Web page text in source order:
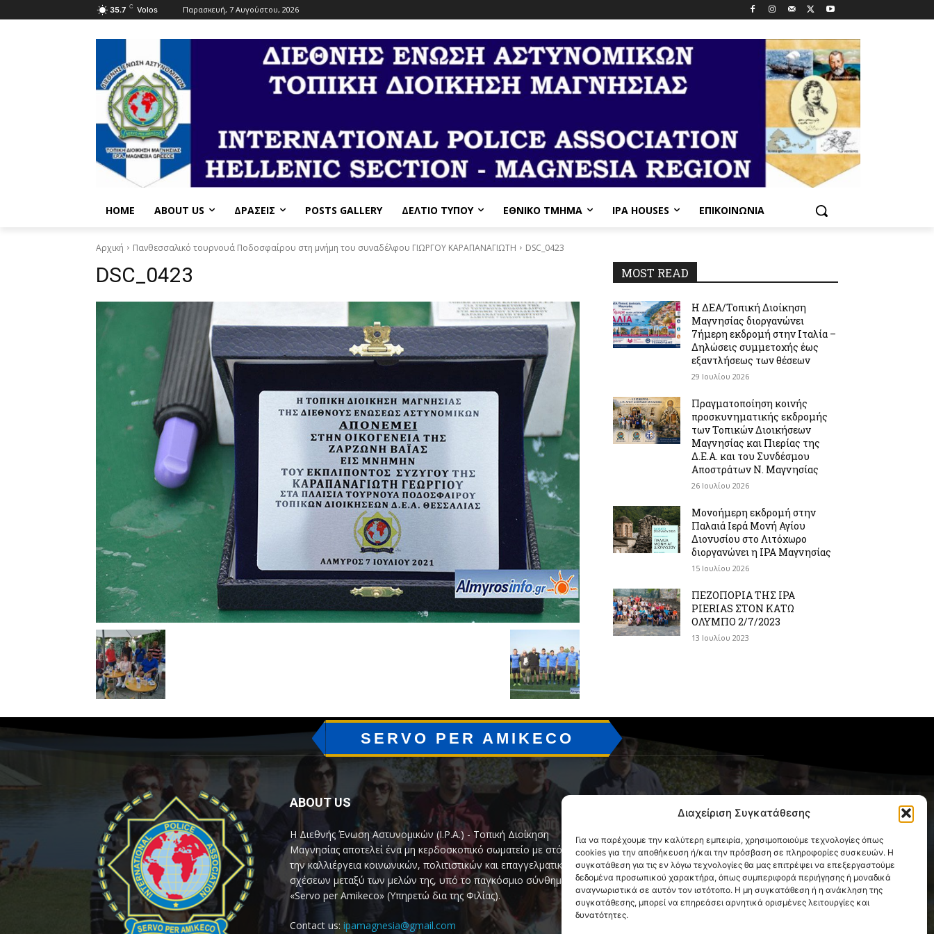
Διαχείριση Συγκατάθεσης
Για να παρέχουμε την καλύτερη εμπειρία, χρησιμοποιούμε τεχνολογίες όπως
cookies για την αποθήκευση ή/και την πρόσβαση σε πληροφορίες συσκευών. Η
συγκατάθεση για τις εν λόγω τεχνολογίες θα μας επιτρέψει να επεξεργαστούμε
δεδομένα προσωπικού χαρακτήρα, όπως συμπεριφορά περιήγησης ή μοναδικά
αναγνωριστικά σε αυτόν τον ιστότοπο. Η μη συγκατάθεση ή η ανάκληση της
συγκατάθεσης, μπορεί να επηρεάσει αρνητικά ορισμένες λειτουργίες και
δυνατότητες.
35.7 C Volos Παρασκευή, 7 Αυγούστου, 2026
HOME ABOUT US ΔΡΆΣΕΙΣ POSTS GALLERY ΔΕΛΤΙΟ ΤΥΠΟΥ ΕΘΝΙΚΌ ΤΜΉΜΑ IPA HOUSES ΕΠΙΚΟΙΝΩΝΊΑ
Αρχική Πανθεσσαλικό τουρνουά Ποδοσφαίρου στη μνήμη του συναδέλφου ΓΙΩΡΓΟΥ ΚΑΡΑΠΑΝΑΓΙΩΤΗ DSC_0423
DSC_0423 MOST READ
Η ΔΕΑ/Τοπική Διοίκηση
Μαγνησίας διοργανώνει
7ήμερη εκδρομή στην Ιταλία –
Δηλώσεις συμμετοχής έως
εξαντλήσεως των θέσεων
29 Ιουλίου 2026
Πραγματοποίηση κοινής
προσκυνηματικής εκδρομής
των Τοπικών Διοικήσεων
Μαγνησίας και Πιερίας της
Δ.Ε.Α. και του Συνδέσμου
Αποστράτων Ν. Μαγνησίας
26 Ιουλίου 2026
Μονοήμερη εκδρομή στην
Παλαιά Ιερά Μονή Αγίου
Διονυσίου στο Λιτόχωρο
διοργανώνει η IPA Μαγνησίας
15 Ιουλίου 2026
ΠΕΖΟΠΟΡΙΑ ΤΗΣ IPA
PIERIAS ΣΤΟΝ ΚΑΤΩ
ΟΛΥΜΠΟ 2/7/2023
13 Ιουλίου 2023
SERVO PER AMIKECO
ABOUT US
Η Διεθνής Ένωση Αστυνομικών (I.P.A.) - Τοπική Διοίκηση
Μαγνησίας αποτελεί ένα μη κερδοσκοπικό σωματείο με στόχο
την καλλιέργεια κοινωνικών, πολιτιστικών και επαγγελματικών
σχέσεων μεταξύ των μελών της, υπό το παγκόσμιο σύνθημα
«Servo per Amikeco» (Υπηρετώ δια της Φιλίας).
Contact us: ipamagnesia@gmail.com